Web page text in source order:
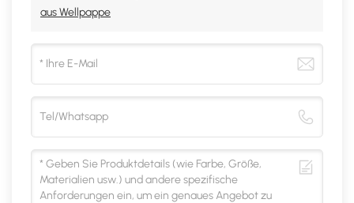
aus Wellpappe